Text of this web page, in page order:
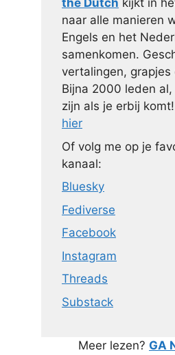
the Dutch kijkt in
naar alle manieren
Engels en het
samenkomen.
vertalingen, grapjes
Bijna 2000 leden
zijn als je erbij komt!
hier
Of volg me op je
kanaal:
Bluesky
Fediverse
Facebook
Instagram
Threads
Substack
Meer lezen? GA